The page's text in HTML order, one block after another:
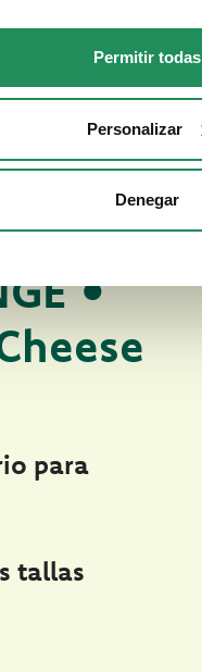
Permitir todas
Personalizar
Denegar
Contactos ES
COMPRAR
•
para
tallas